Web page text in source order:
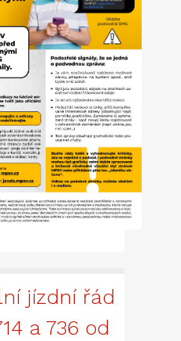
jízdní řád
a 736 od